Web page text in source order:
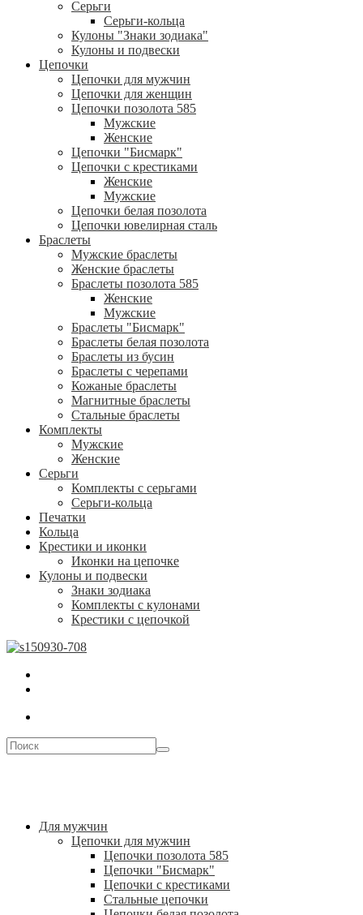
Серьги
Серьги-кольца
Кулоны "Знаки зодиака"
Кулоны и подвески
Цепочки
Цепочки для мужчин
Цепочки для женщин
Цепочки позолота 585
Мужские
Женские
Цепочки "Бисмарк"
Цепочки с крестиками
Женские
Мужские
Цепочки белая позолота
Цепочки ювелирная сталь
Браслеты
Мужские браслеты
Женские браслеты
Браслеты позолота 585
Женские
Мужские
Браслеты "Бисмарк"
Браслеты белая позолота
Браслеты из бусин
Браслеты с черепами
Кожаные браслеты
Магнитные браслеты
Стальные браслеты
Комплекты
Мужские
Женские
Серьги
Комплекты с серьгами
Серьги-кольца
Печатки
Кольца
Крестики и иконки
Иконки на цепочке
Кулоны и подвески
Знаки зодиака
Комплекты с кулонами
Крестики с цепочкой
Для мужчин
Цепочки для мужчин
Цепочки позолота 585
Цепочки "Бисмарк"
Цепочки с крестиками
Стальные цепочки